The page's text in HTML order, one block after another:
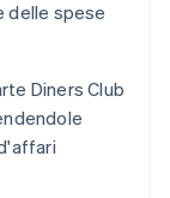
delle spese
Diners Club